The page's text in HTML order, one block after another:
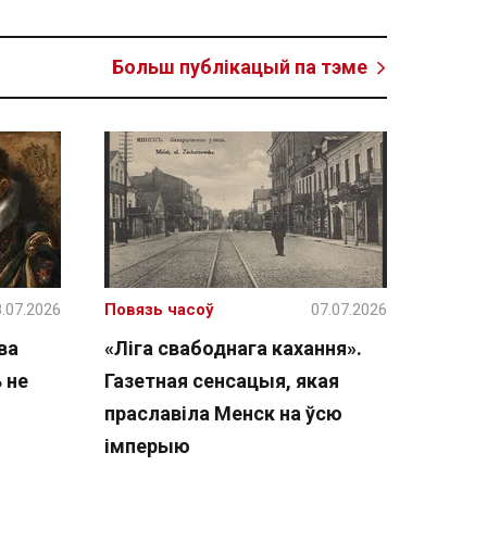
Больш публікацый па тэме
не
«Ліга свабоднага кахання».
Газетная сенсацыя, якая
праславіла Менск на ўсю
імперыю
Повязь часоў 07.07.2026